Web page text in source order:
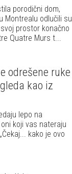
porodični dom,
Montrealu odlučili su
prostor konačno
Quatre Murs t...
odrešene ruke
kao iz
lepo na
koji vas nateraju
kako je ovo